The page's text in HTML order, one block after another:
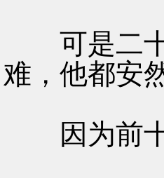
可是二十
难，他都安
因为前十